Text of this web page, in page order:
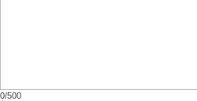
0/500